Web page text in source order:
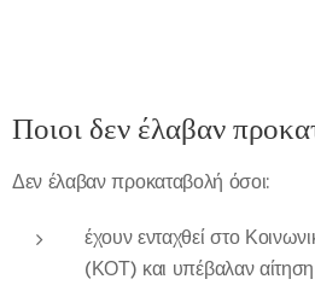
Ποιοι δεν έλαβαν
Δεν έλαβαν προκαταβολή όσοι:
έχουν ενταχθεί στο
(ΚΟΤ) και υπέβαλαν